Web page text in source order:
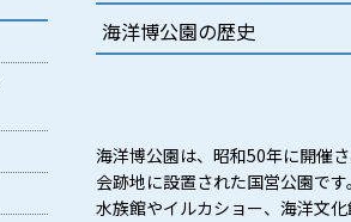
海洋博公園の歴史
海洋博公園は、昭和50年に開催
会跡地に設置された国営公園で
水族館やイルカショー、海洋文化